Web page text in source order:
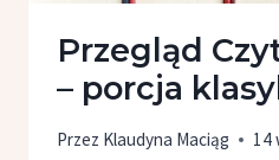
Przegląd
– porcja
Przez Klaudyna Maciąg 14